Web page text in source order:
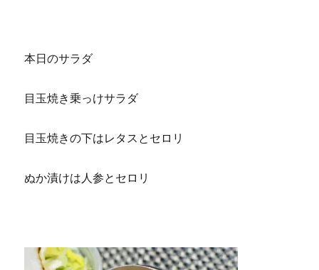
本日のサラダ
目玉焼き乗っけサラダ
目玉焼きの下はレタスとセロリ
ぬか漬けは人参とセロリ